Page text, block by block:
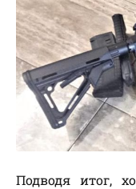
Подводя итог,